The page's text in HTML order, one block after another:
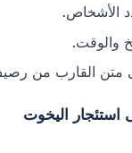
الأشخاص.
والوقت.
متن القارب من
استئجار اليخوت